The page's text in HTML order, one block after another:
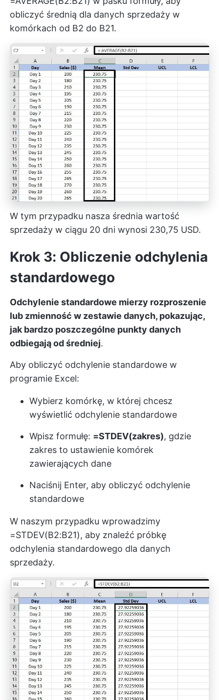
obliczyć średnią dla danych sprzedaży w
komórkach od B2 do B21.
W tym przypadku nasza średnia wartość
sprzedaży w ciągu 20 dni wynosi 230,75 USD.
Krok 3: Obliczenie odchylenia
standardowego
Odchylenie standardowe mierzy rozproszenie
lub zmienność w zestawie danych, pokazując,
jak bardzo poszczególne punkty danych
odbiegają od średniej.
Aby obliczyć odchylenie standardowe w
programie Excel:
Wybierz komórkę, w której chcesz
wyświetlić odchylenie standardowe
Wpisz formułę: =STDEV(zakres), gdzie
zakres to ustawienie komórek
zawierających dane
Naciśnij Enter, aby obliczyć odchylenie
standardowe
W naszym przypadku wprowadzimy
=STDEV(B2:B21), aby znaleźć próbkę
odchylenia standardowego dla danych
sprzedaży.